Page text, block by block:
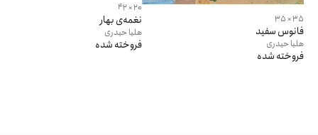
35 × 35
فانوس سفید
هلیاحیدری
فروخته شده
20 × 42
نغمه‌ی بهار
هلیاحیدری
فروخته شده